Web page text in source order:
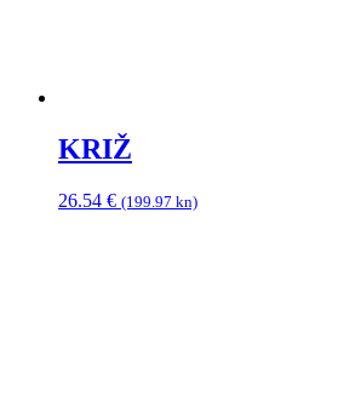
KRIŽ
26.54 € (199.97 kn)